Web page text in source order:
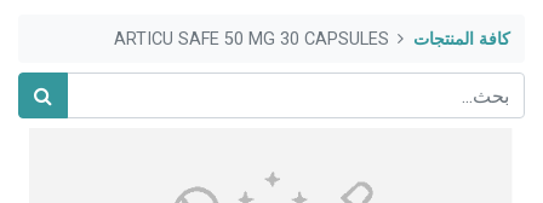
كافة المنتجات ARTICU SAFE 50 MG 30 CAPSULES